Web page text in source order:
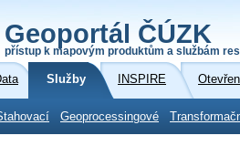
Geoportál ČÚZK
přístup k mapovým produktům a službám
Služby INSPIRE
Geoprocessingové